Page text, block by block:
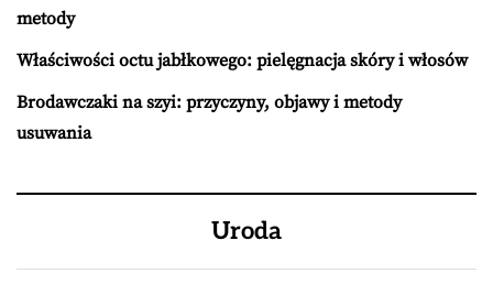
metody
Właściwości octu jabłkowego: pielęgnacja skóry i włosów
Brodawczaki na szyi: przyczyny, objawy i metody
usuwania
Uroda